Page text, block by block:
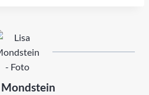
Mondstein